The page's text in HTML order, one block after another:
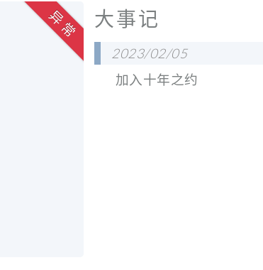
异 常 大事记
2023/02/05
加入十年之约